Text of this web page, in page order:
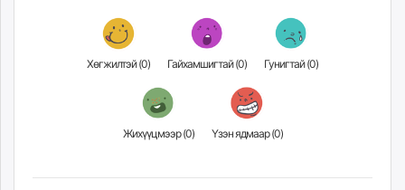
Хөгжилтэй (0) Гайхамшигтай (0) Гунигтай (0)
Жихүүцмээр (0) Үзэн ядмаар (0)